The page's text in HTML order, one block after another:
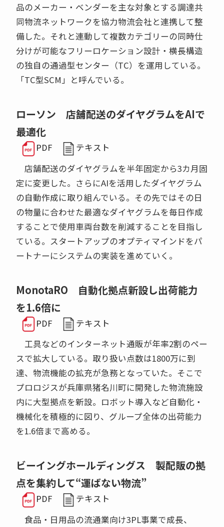
品のメーカー・ベンダーを主な対象とする調達共
同物流ネットワークを協力物流会社と連携して整
備した。それと連動して複数カテゴリーの同時仕
分けが可能なフリーロケーション設計・横長構造
の独自の通過型センター（TC）を運用している。
「TC型SCM」と呼んでいる。
ローソン 店舗配送のダイヤグラムをAIで
最適化
PDF
テキスト
店舗配送のダイヤグラムを半年固定から3カ月固
定に変更した。さらにAIを活用したダイヤグラム
の自動作成に取り組んでいる。その先ではその日
の物量に合わせた最適なダイヤグラムを毎日作成
することで使用車両台数を削減することを目指し
ている。スタートアップのオプティマインドをパ
ートナーにシステムの実装を進めていく。
MonotaRO 自動化拠点新設し出荷能力
を1.6倍に
PDF
テキスト
工具などのインターネット通販が年率2割のペー
スで拡大している。取り扱い点数は1800万に到
達、物流機能の拡充が急務となっていた。そこで
プロロジスが兵庫県猪名川町に開発した物流施設
内に大型拠点を新設。ロボット導入など自動化・
機械化を積極的に図り、グループ全体の出荷能力
を1.6倍まで高める。
ビーイングホールディングス 製配販の拠
点を集約して“運ばない物流”
PDF
テキスト
食品・日用品の流通業向け3PL事業で成長、